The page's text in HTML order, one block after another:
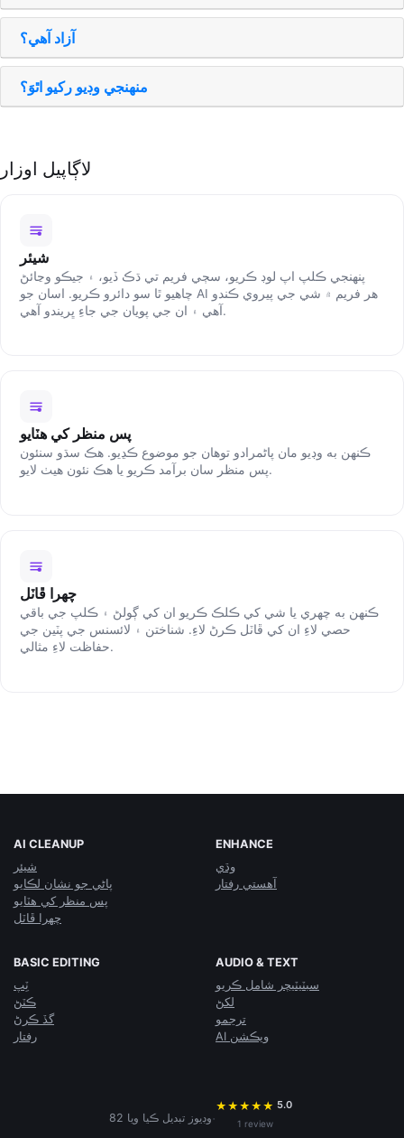
آزاد آھي؟
منھنجي وڊيو رکيو اٿوَ؟
لاڳاپيل اوزار
شيئر
پنھنجي ڪلپ اپ لوڊ ڪريو، سڄي فريم تي ڌڪ ڏيو، ۽ جيڪو وڃائڻ
چاهيو ٿا سو دائرو ڪريو. اسان جو AI هر فريم ۾ شي جي پيروي ڪندو
آھي ۽ ان جي پويان جي جاءِ ڀريندو آھي.
پس منظر کي هٽايو
ڪنهن به وڊيو مان پاڻمرادو توھان جو موضوع ڪڍيو. ھڪ سڌو سنئون
پس منظر سان برآمد ڪريو يا ھڪ نئون ھيٺ لايو.
چهرا ڦاٽل
ڪنهن به چهري يا شي کي ڪلڪ ڪريو ان کي ڳولڻ ۽ ڪلپ جي باقي
حصي لاءِ ان کي ڦاٽل ڪرڻ لاءِ. شناختن ۽ لائسنس جي پٽين جي
حفاظت لاءِ مثالي.
AI CLEANUP
شيئر
پاڻي جو نشان لڪايو
پس منظر کي هٽايو
چهرا ڦاٽل
ENHANCE
وڌي
آهستي رفتار
BASIC EDITING
ٽِپ
ڪٽڻ
گڏ ڪرڻ
رفتار
AUDIO & TEXT
سبٽيٽيچر شامل ڪريو
لکڻ
ترجمو
AI ويڪشن
82 وڊيوز تبديل ڪيا ويا·
★ ★ ★ ★ ★ 5.0
1 review